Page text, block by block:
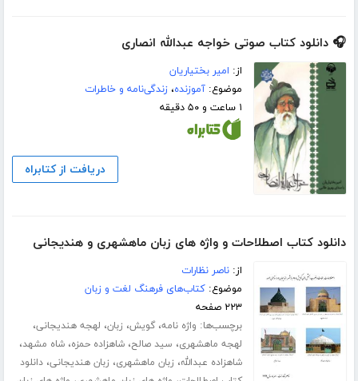
🎧 دانلود کتاب صوتی خواجه عبدالله انصاری
از: امیر بختیاریان
موضوع:آموزنده،زندگی‌نامه و خاطرات
۱ ساعت و ۵۰ دقیقه
دریافت از کتابراه
دانلود کتاب اصطلاحات و واژه های زبان ماهشهری و هندیجانی
از:ناصر نظارات
موضوع:کتاب‌های فرهنگ لغت و زبان
۲۲۳ صفحه
برچسب‌ها: واژه نامه،گویش، زبان، لهجه هندیجانی،
لهجه ماهشهری، سید صالح،شاهزاده حمزه،شاه مشهد،
شاهزاده عبدالله، زبان ماهشهری، زبان هندیجانی،دانلود